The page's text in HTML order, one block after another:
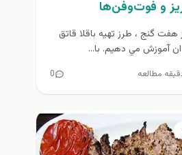
ریز و فوت‌وفن‌ها
هفت گنج ، طرز تهيه باقلا قاتق
آموزش مي دهيم. با...
0